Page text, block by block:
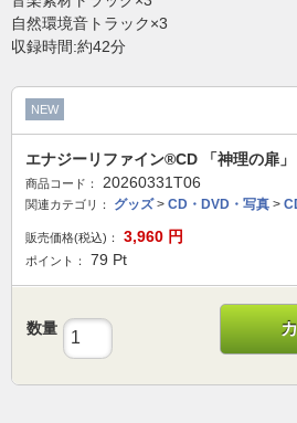
自然環境音トラック×3
収録時間:約42分
NEW
エナジーリファイン®CD 「神理の扉
商品コード： 20260331T06
関連カテゴリ： グッズ> CD・DVD・写真 >
販売価格(税込)： 3,960 円
ポイント： 79 Pt
数量